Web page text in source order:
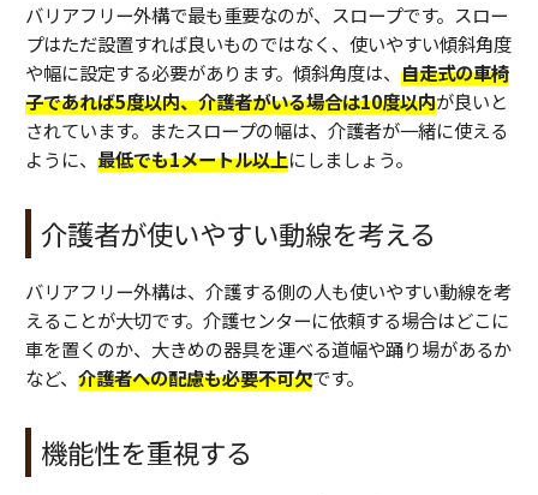
バリアフリー外構で最も重要なのが、スロープです。スロー
プはただ設置すれば良いものではなく、使いやすい傾斜角度
や幅に設定する必要があります。傾斜角度は、 自走式の車椅
子であれば5度以内、介護者がいる場合は10度以内が良いと
されています。またスロープの幅は、介護者が一緒に使える
ように、 最低でも1メートル以上にしましょう。
介護者が使いやすい動線を考える
バリアフリー外構は、介護する側の人も使いやすい動線を考
えることが大切です。介護センターに依頼する場合はどこに
車を置くのか、大きめの器具を運べる道幅や踊り場があるか
など、 介護者への配慮も必要不可欠です。
機能性を重視する